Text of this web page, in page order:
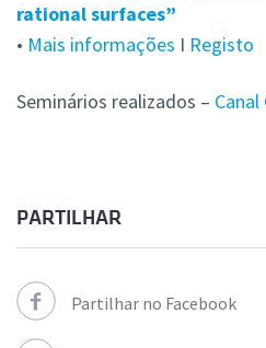
rational surfaces”
• Mais informações I Registo
Seminários realizados –
PARTILHAR
Partilhar no Facebook